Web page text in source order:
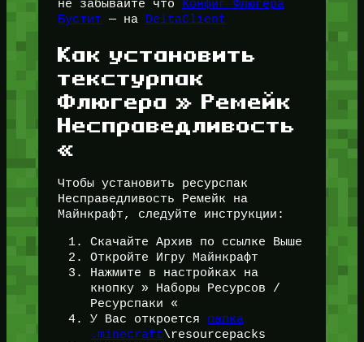
не забывайте что
Конфиг Флюгера
Бустит — на DeltaClient
Как установить
текстурпак
Флюгера » Ремейк
Несправедливость
«
Чтобы установить ресурспак
Несправедливость Ремейк на
Майнкрафт, следуйте инструкции:
Скачайте Архив по ссылке Выше
Откройте Игру Майнкрафт
Нажмите в настройках на
кнопку » Наборы Ресурсов /
Ресурспаки «
У Вас откроется папка
.minecraft\resourcepacks